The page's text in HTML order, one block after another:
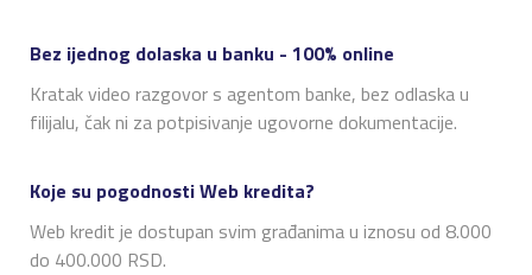
Bez ijednog dolaska u banku - 100% online
Kratak video razgovor s agentom banke, bez odlaska u
filijalu, čak ni za potpisivanje ugovorne dokumentacije.
Koje su pogodnosti Web kredita?
Web kredit je dostupan svim građanima u iznosu od 8.000
do 400.000 RSD.